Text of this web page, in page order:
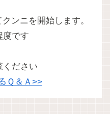
ンニを開始します。
度です
ください
Ｑ＆Ａ>>